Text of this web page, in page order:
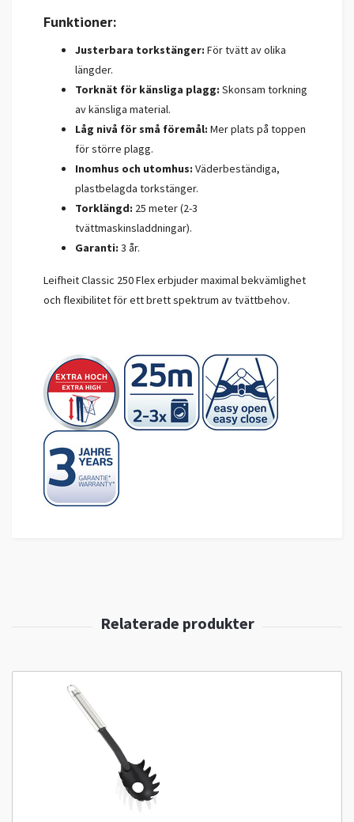
Funktioner:
Justerbara torkstänger: För tvätt av olika
längder.
Torknät för känsliga plagg: Skonsam torkning
av känsliga material.
Låg nivå för små föremål: Mer plats på toppen
för större plagg.
Inomhus och utomhus: Väderbeständiga,
plastbelagda torkstänger.
Torklängd: 25 meter (2-3
tvättmaskinsladdningar).
Garanti: 3 år.
Leifheit Classic 250 Flex erbjuder maximal bekvämlighet
och flexibilitet för ett brett spektrum av tvättbehov.